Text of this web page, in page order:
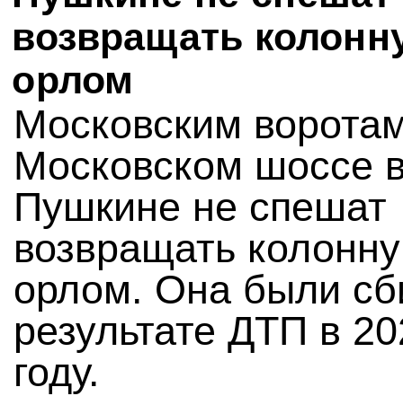
возвращать
орлом
Московским
Московском шоссе
Пушкине не спешат
возвращать
орлом. Она были
результате ДТП в
году.